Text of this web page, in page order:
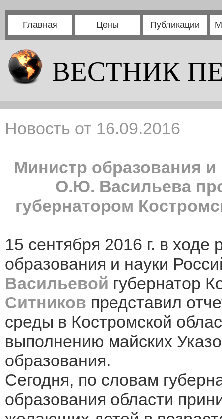
Главная Цены Публикации
ВЕСТНИК
Новость от 16.09.2016
Министр образования
О.Ю. Васильева
губернатором
15 сентября 2016 г. в
образования и науки
Васильевой губернатор
Ситников представил
среды в Костромской
выполнению майских
образования.
Сегодня, по словам
образования области